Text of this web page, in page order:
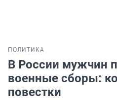
ПОЛИТИКА
В России мужчин
военные сборы:
повестки